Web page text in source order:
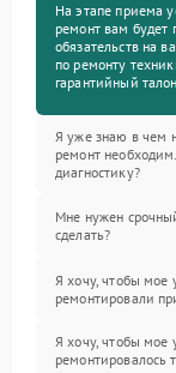
На этапе приема
ремонт вам будет
обязательств на
по ремонту
гарантийный
Я уже знаю в чем
ремонт
диагностику?
Мне нужен
сделать?
Я хочу, чтобы мое
ремонтировали
Я хочу, чтобы мое
ремонтировалось